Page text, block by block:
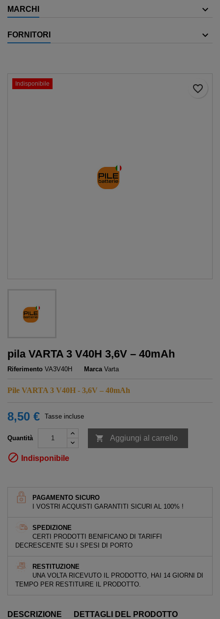
MARCHI
FORNITORI
favorite_border
Indisponibile
pila VARTA 3 V40H 3,6V – 40mAh
Riferimento VA3V40H Marca Varta
Pile VARTA 3 V40H - 3,6V – 40mAh
8,50 € Tasse incluse
Quantità  Aggiungi al carrello
 Indisponibile
PAGAMENTO SICURO
I VOSTRI ACQUISTI GARANTITI SICURI AL 100% !
SPEDIZIONE
CERTI PRODOTTI BENIFICANO DI TARIFFI
DECRESCENTE SU I SPESI DI PORTO
RESTITUZIONE
UNA VOLTA RICEVUTO IL PRODOTTO, HAI 14 GIORNI DI
TEMPO PER RESTITUIRE IL PRODOTTO.
DESCRIZIONE DETTAGLI DEL PRODOTTO